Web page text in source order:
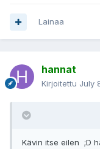
Lainaa
hannat
Kirjoitettu July
Kävin itse eilen ;D